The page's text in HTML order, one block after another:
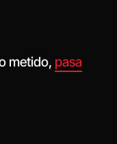
metido, pasa